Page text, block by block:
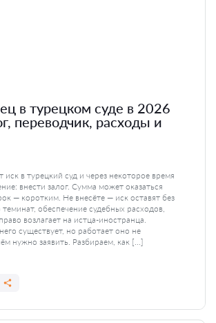
в турецком суде в 2026
переводчик, расходы и
иск в турецкий суд и через некоторое время
внести залог. Сумма может оказаться
— коротким. Не внесёте — иск оставят без
обеспечение судебных расходов,
возлагает на истца-иностранца.
существует, но работает оно не
нужно заявить. Разбираем, как […]